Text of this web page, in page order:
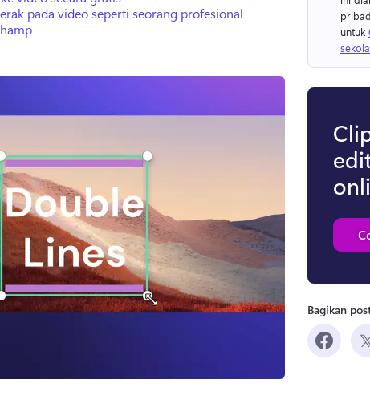
pada video seperti seorang profesional
untuk
Bagikan